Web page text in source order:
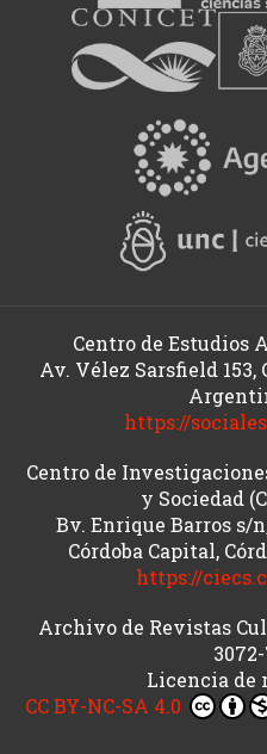
Centro de Estudios
Av. Vélez Sarsfield 153,
https://
Centro de
y Sociedad
Bv. Enrique Barros s/
Córdoba Capital,
https://
Archivo de Revistas
Licencia de
CC BY-NC-SA 4.0